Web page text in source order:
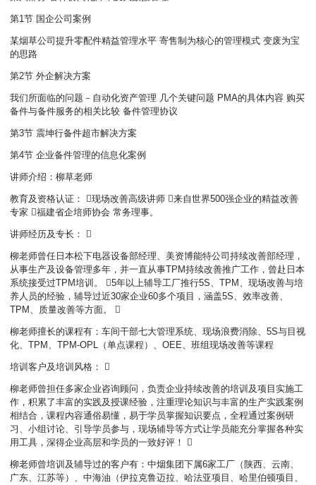
第1节 国企公司案例
某烟草公司提升零配件精益管理水平 寄售制为核心的管理模式 变废为宝
的思路
第2节 外企解决方案
我们所面临的问题－自动化资产管理 几个关键问题 PMA的具体内容 购买
备件与备件服务的相关比较 备件管理协议
第3节 震坤行备件超市解决方案
第4节 企业备件管理的信息化案例
讲师介绍：柳草老师
教育及资格认证： 现场改善高级讲师 来自世界500强企业的精益改善
专家 福建省企培师协会 常务理事。
讲师经历及专长： 
柳老师曾任日本松下电器设备部经理、美资博能特公司持续改善部经理，
从事生产及设备管理多年，并一直从事TPM持续改善推广工作，曾赴日本
系统接受过TPM培训。 5年以上辅导工厂推行5S、TPM、现场改善与培
养人员的经验，辅导过近30家企业60多个项目，涵盖5S、效率改善、
TPM、质量改善等方面。 
柳老师擅长的课程有：车间干部七大管理系统、现场浪费消除、5S与目视
化、TPM、TPM-OPL（单点课程）、OEE、班组现场改善等课程
培训客户及培训风格： 
柳老师曾担任多家企业咨询顾问，负责企业持续改善的培训及项目实施工
作，积累了丰富的实践及授课经验，注重理论知识与丰富的生产实践案例
相结合，课程内容通俗易懂，易于学员掌握知识要点，全程通过案例研
习、小组讨论、引导学员参与，现场辅导等方式让学员能充分掌握各种实
用工具，深得企业高层和学员的一致好评！ 
柳老师曾培训及辅导过的客户有：中烟集团下属6家工厂（陕西、云南、
广东、江苏等）、中海油（伊拉克鲁迈拉、哈法亚项目、哈里伯顿项目、